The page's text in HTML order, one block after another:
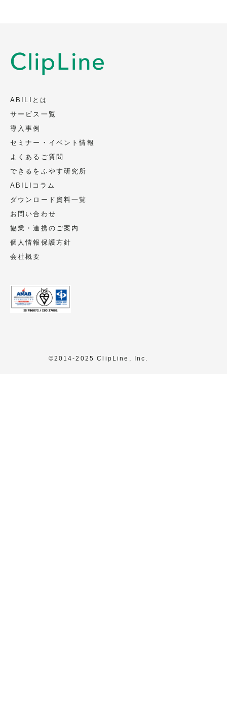
ABILIとは
サービス一覧
導入事例
セミナー・イベント情報
よくあるご質問
できるをふやす研究所
ABILIコラム
ダウンロード資料一覧
お問い合わせ
協業・連携のご案内
個人情報保護方針
会社概要
©2014-2025 ClipLine, Inc.